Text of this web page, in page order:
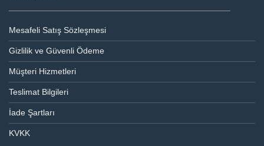
Mesafeli Satış Sözleşmesi
Gizlilik ve Güvenli Ödeme
Müşteri Hizmetleri
Teslimat Bilgileri
İade Şartları
KVKK